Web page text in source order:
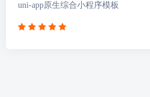
uni-app原生综合小程序模板